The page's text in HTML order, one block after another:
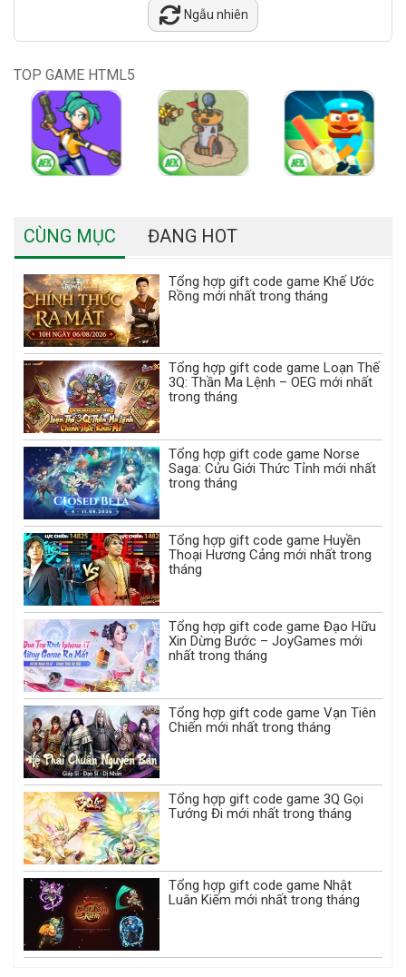
Ngẫu nhiên
TOP GAME HTML5
CÙNG MỤC ĐANG HOT
Tổng hợp gift code game Khế Ước
Rồng mới nhất trong tháng
Tổng hợp gift code game Loạn Thế
3Q: Thần Ma Lệnh – OEG mới nhất
trong tháng
Tổng hợp gift code game Norse
Saga: Cửu Giới Thức Tỉnh mới nhất
trong tháng
Tổng hợp gift code game Huyền
Thoại Hương Cảng mới nhất trong
tháng
Tổng hợp gift code game Đạo Hữu
Xin Dừng Bước – JoyGames mới
nhất trong tháng
Tổng hợp gift code game Vạn Tiên
Chiến mới nhất trong tháng
Tổng hợp gift code game 3Q Gọi
Tướng Đi mới nhất trong tháng
Tổng hợp gift code game Nhật
Luân Kiếm mới nhất trong tháng